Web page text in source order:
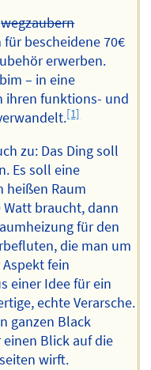
wegzaubern
bescheidene 70€
erwerben.
– in eine
ihren funktions- und
[1]
zu: Das Ding soll
Es soll eine
heißen Raum
braucht, dann
für den
die man um
fein
einer Idee für ein
echte Verarsche.
ganzen Black
Blick auf die
wirft.